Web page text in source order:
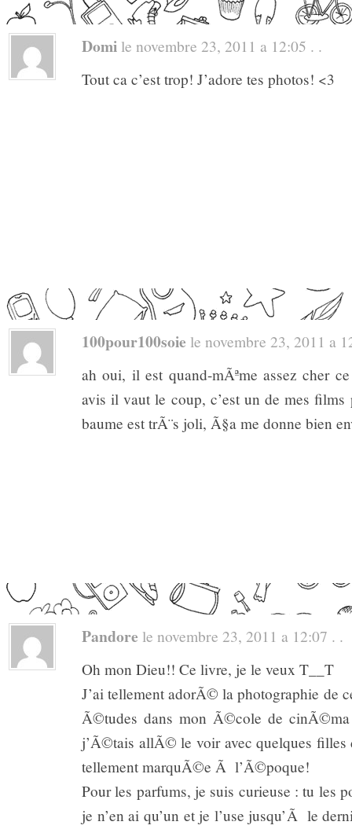
Domi le novembre 23, 2011 a 12:05 . .
Tout ca c’est trop! J’adore tes photos! <3
100pour100soie le novembre 23, 2011 a
ah oui, il est quand-mÃªme assez cher
avis il vaut le coup, c’est un de mes
baume est trÃ¨s joli, Ã§a me donne bien
Pandore le novembre 23, 2011 a 12:07 . .
Oh mon Dieu!! Ce livre, je le veux T__T
J’ai tellement adorÃ© la photographie
Ã©tudes dans mon Ã©cole de cinÃ©ma
j’Ã©tais allÃ© le voir avec quelques filles
tellement marquÃ©e Ã l’Ã©poque!
Pour les parfums, je suis curieuse : tu les
je n’en ai qu’un et je l’use jusqu’Ã le